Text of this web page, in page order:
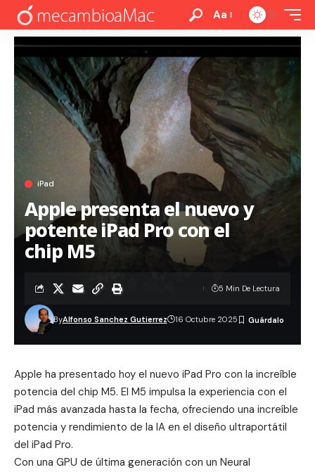
Aa
iPad
Apple presenta el nuevo y
potente iPad Pro con el
chip M5
ByAlfonso Sanchez Gutierrez 16 Octubre 2025
5 Min De Lectura
Apple ha presentado hoy el nuevo iPad Pro con la increíble
potencia del chip M5. El M5 impulsa la experiencia con el
iPad más avanzada hasta la fecha, ofreciendo una increíble
potencia y rendimiento de la IA en el diseño ultraportátil
del iPad Pro.
Con una GPU de última generación con un Neural